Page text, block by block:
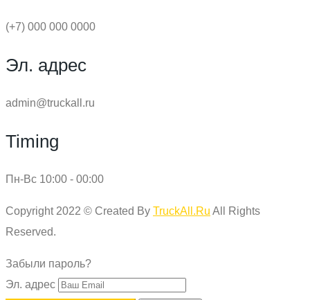
(+7) 000 000 0000
Эл. адрес
admin@truckall.ru
Timing
Пн-Вс 10:00 - 00:00
Copyright 2022 © Created By TruckAll.Ru All Rights
Reserved.
Забыли пароль?
Эл. адрес